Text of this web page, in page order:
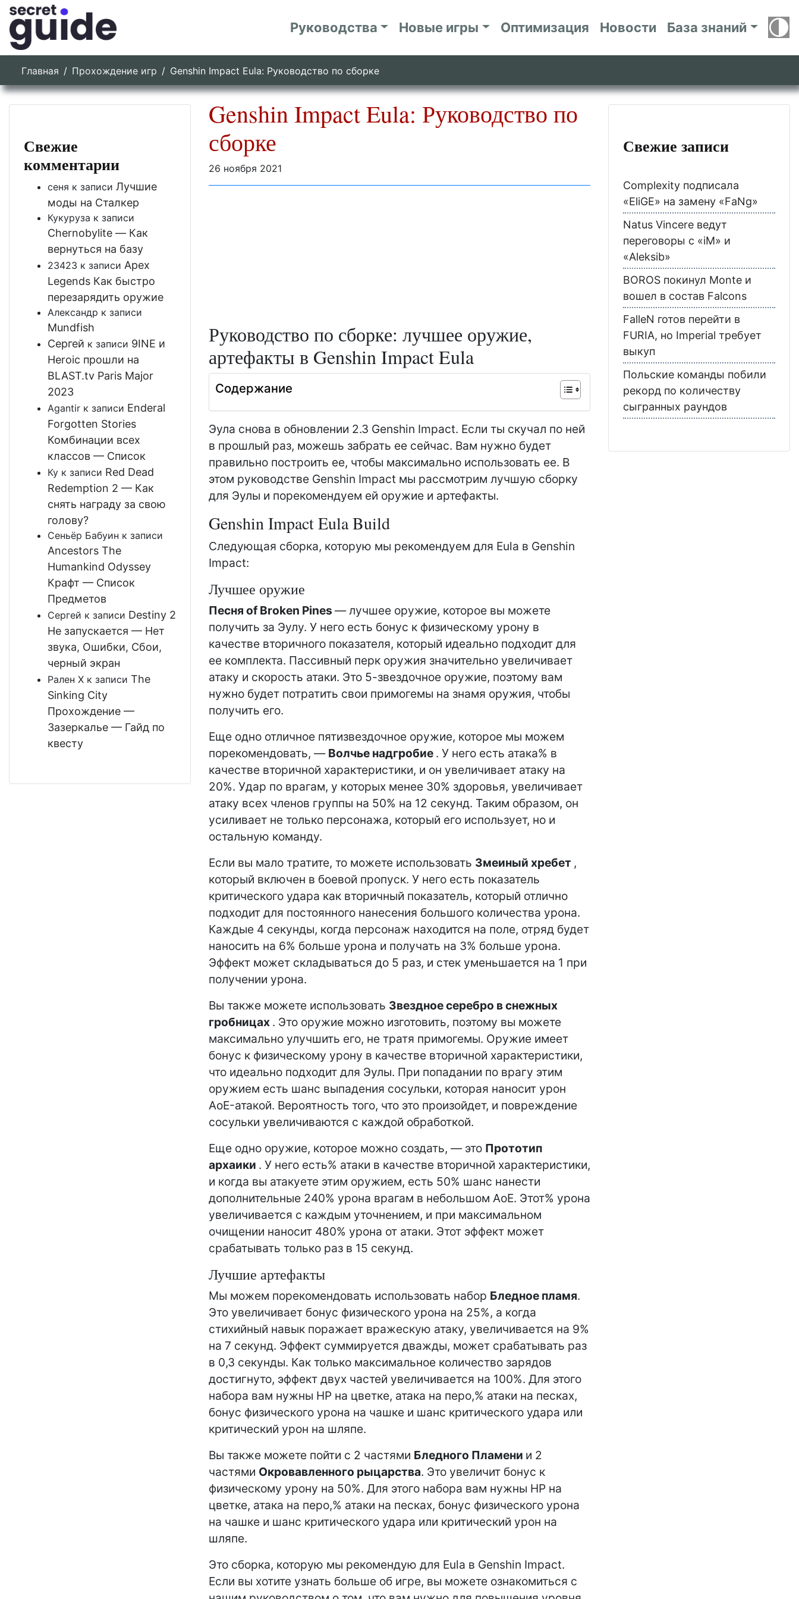
Руководства Новые игры Оптимизация Новости База знаний
Главная Прохождение игр Genshin Impact Eula: Руководство по сборке
Genshin Impact Eula: Руководство по
сборке
26 ноября 2021
Руководство по сборке: лучшее оружие,
артефакты в Genshin Impact Eula
Содержание
Эула снова в обновлении 2.3 Genshin Impact. Если ты скучал по ней
в прошлый раз, можешь забрать ее сейчас. Вам нужно будет
правильно построить ее, чтобы максимально использовать ее. В
этом руководстве Genshin Impact мы рассмотрим лучшую сборку
для Эулы и порекомендуем ей оружие и артефакты.
Genshin Impact Eula Build
Следующая сборка, которую мы рекомендуем для Eula в Genshin
Impact:
Лучшее оружие
Песня of Broken Pines — лучшее оружие, которое вы можете
получить за Эулу. У него есть бонус к физическому урону в
качестве вторичного показателя, который идеально подходит для
ее комплекта. Пассивный перк оружия значительно увеличивает
атаку и скорость атаки. Это 5-звездочное оружие, поэтому вам
нужно будет потратить свои примогемы на знамя оружия, чтобы
получить его.
Еще одно отличное пятизвездочное оружие, которое мы можем
порекомендовать, — Волчье надгробие . У него есть атака% в
качестве вторичной характеристики, и он увеличивает атаку на
20%. Удар по врагам, у которых менее 30% здоровья, увеличивает
атаку всех членов группы на 50% на 12 секунд. Таким образом, он
усиливает не только персонажа, который его использует, но и
остальную команду.
Если вы мало тратите, то можете использовать Змеиный хребет ,
который включен в боевой пропуск. У него есть показатель
критического удара как вторичный показатель, который отлично
подходит для постоянного нанесения большого количества урона.
Каждые 4 секунды, когда персонаж находится на поле, отряд будет
наносить на 6% больше урона и получать на 3% больше урона.
Эффект может складываться до 5 раз, и стек уменьшается на 1 при
получении урона.
Вы также можете использовать Звездное серебро в снежных
гробницах . Это оружие можно изготовить, поэтому вы можете
максимально улучшить его, не тратя примогемы. Оружие имеет
бонус к физическому урону в качестве вторичной характеристики,
что идеально подходит для Эулы. При попадании по врагу этим
оружием есть шанс выпадения сосульки, которая наносит урон
AoE-атакой. Вероятность того, что это произойдет, и повреждение
сосульки увеличиваются с каждой обработкой.
Еще одно оружие, которое можно создать, — это Прототип
архаики . У него есть% атаки в качестве вторичной характеристики,
и когда вы атакуете этим оружием, есть 50% шанс нанести
дополнительные 240% урона врагам в небольшом AoE. Этот% урона
увеличивается с каждым уточнением, и при максимальном
очищении наносит 480% урона от атаки. Этот эффект может
срабатывать только раз в 15 секунд.
Лучшие артефакты
Мы можем порекомендовать использовать набор Бледное пламя.
Это увеличивает бонус физического урона на 25%, а когда
стихийный навык поражает вражескую атаку, увеличивается на 9%
на 7 секунд. Эффект суммируется дважды, может срабатывать раз
в 0,3 секунды. Как только максимальное количество зарядов
достигнуто, эффект двух частей увеличивается на 100%. Для этого
набора вам нужны HP на цветке, атака на перо,% атаки на песках,
бонус физического урона на чашке и шанс критического удара или
критический урон на шляпе.
Вы также можете пойти с 2 частями Бледного Пламени и 2
частями Окровавленного рыцарства. Это увеличит бонус к
физическому урону на 50%. Для этого набора вам нужны HP на
цветке, атака на перо,% атаки на песках, бонус физического урона
на чашке и шанс критического удара или критический урон на
шляпе.
Это сборка, которую мы рекомендую для Eula в Genshin Impact.
Если вы хотите узнать больше об игре, вы можете ознакомиться с
Свежие
комментарии
сеня к записи Лучшие
моды на Сталкер
Кукуруза к записи
Chernobylite — Как
вернуться на базу
23423 к записи Apex
Legends Как быстро
перезарядить оружие
Александр к записи
Mundfish
Сергей к записи 9INE и
Heroic прошли на
BLAST.tv Paris Major
2023
Agantir к записи Enderal
Forgotten Stories
Комбинации всех
классов — Список
Ку к записи Red Dead
Redemption 2 — Как
снять награду за свою
голову?
Сеньёр Бабуин к записи
Ancestors The
Humankind Odyssey
Крафт — Список
Предметов
Сергей к записи Destiny 2
Не запускается — Нет
звука, Ошибки, Сбои,
черный экран
Рален Х к записи The
Sinking City
Прохождение —
Зазеркалье — Гайд по
квесту
Свежие записи
Complexity подписала
«EliGE» на замену «FaNg»
Natus Vincere ведут
переговоры с «iM» и
«Aleksib»
BOROS покинул Monte и
вошел в состав Falcons
FalleN готов перейти в
FURIA, но Imperial требует
выкуп
Польские команды побили
рекорд по количеству
сыгранных раундов